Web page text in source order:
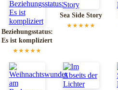
Beziehungsstatus:
Es ist kompliziert
★★★★★
Sea Side Story
★★★★★